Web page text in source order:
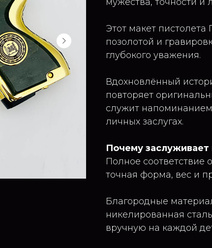
Этот макет
позолотой и
глубокого уважения.
Вдохновлённый
повторяет
служит напоминанием
личных заслугах.
Почему заслуживает
Полное
точная форма, вес и
Благородные
никелированная
вручную на каждой